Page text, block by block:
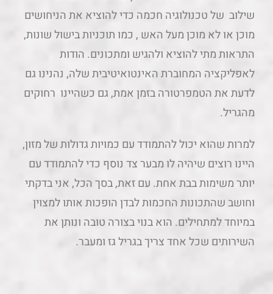
שילוב של טכנולוגיה חכמה כדי להוציא את הניחושים
מוכן או לא מוכן מעל האש , כמו תוכניות בישול שונות,
התראות מתי להוציא ולהגיש ומתכונים. הודות
לאפליקציה המחוברת האינטואיטיבית שלה, נהנינו גם
לדעת את הטמפרטורה בזמן אמת, גם כשהיינו רחוקים
מהגריל.
למרות שהוא יכול להתמודד עם כמויות גדולות של מזון,
היינו רוצים שיהיה לו מבער צד נוסף כדי להתמודד עם
יותר משימות בבת אחת. עם זאת, בסך הכל, אני בדקתי
וחושב שהתכונות החכמות לבדן הופכות אותו למצוין
במיוחד למתחילים. הוא בנוי בצורה טובה ונותן את
השירותים שכל אחד צריך בגריל גז ומעבר.